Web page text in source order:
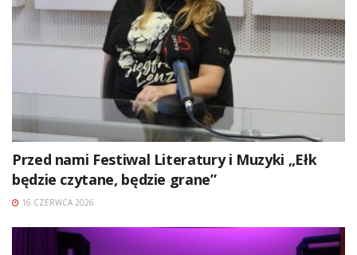
Przed nami Festiwal Literatury i Muzyki „Ełk
będzie czytane, będzie grane”
16 CZERWCA 2026